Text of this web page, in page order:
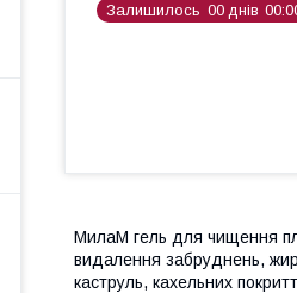
Залишилось 00 днів 00 0
МилаМ гель для чищення
видалення забруднень,
каструль, кахельних